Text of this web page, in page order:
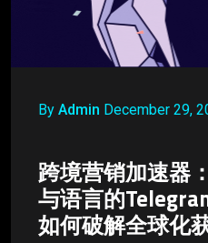
By Admin December 29,
跨境营销加速器
与语言的
如何破解全球化